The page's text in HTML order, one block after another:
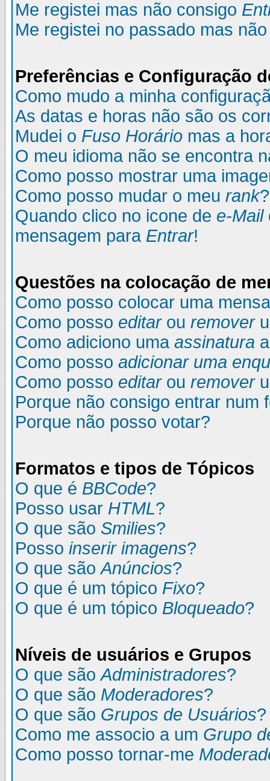
Me registei mas não consigo
Me registei no passado mas
Preferências e Configuração
Como mudo a minha
As datas e horas não são os
Mudei o Fuso Horário mas a
O meu idioma não se encontra
Como posso mostrar uma
Como posso mudar o meu rank?
Quando clico no icone de e-Mail
mensagem para Entrar!
Questões na colocação de
Como posso colocar uma
Como posso editarou remover
Como adiciono uma assinatura
Como posso adicionar uma
Como posso editarou remover
Porque não consigo entrar num
Porque não posso votar?
Formatos e tipos de Tópicos
O que é BBCode?
Posso usar HTML?
O que são Smilies?
Posso inserir imagens?
O que sãoAnúncios?
O que é um tópico Fixo?
O que é um tópico Bloqueado?
Níveis de usuários e Grupos
O que sãoAdministradores?
O que são Moderadores?
O que são Grupos de Usuários?
Como me associo a um Grupo
Como posso tornar-me